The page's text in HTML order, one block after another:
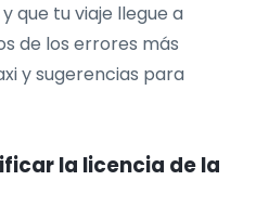
que tu viaje llegue a
de los errores más
y sugerencias para
la licencia de la